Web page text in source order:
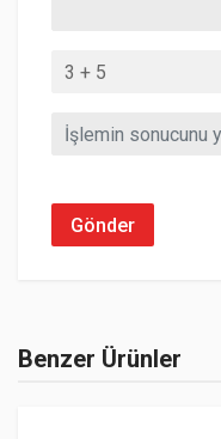
Gönder
Benzer Ürünler